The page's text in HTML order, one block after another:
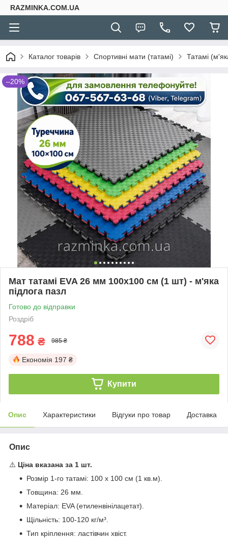
RAZMINKA.COM.UA
Каталог товарів Спортивні мати (татамі) Татамі
–20%
Мат татамі EVA 26 мм 100х100 см (1 шт) - м'яка
підлога пазл
Готово до відправки
Роздріб
788 ₴ 985 ₴
Економія 197 ₴
Купити
Опис Характеристики Відгуки про товар Доставка
Опис
⚠️ Ціна вказана за 1 шт.
Розмір 1-го татамі: 100 х 100 см (1 кв.м).
Товщина: 26 мм.
Матеріал: EVA (етиленвінілацетат).
Щільність: 100-120 кг/м³.
Тип кріплення: ластівчин хвіст.